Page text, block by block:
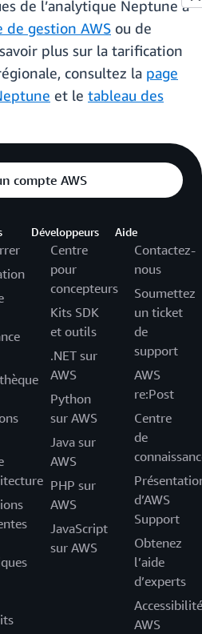
de l’analytique Neptune à
de gestion AWS ou de
plus sur la tarification
consultez la page
et le tableau des
compte AWS
Développeurs
Centre
pour
concepteurs
Kits SDK
et outils
.NET sur
AWS
Python
sur AWS
Java sur
AWS
PHP sur
AWS
JavaScript
sur AWS
Aide
Contactez-
nous
Soumettez
un ticket
de
support
AWS
re:Post
Centre
de
d’AWS
Support
Obtenez
l’aide
d’experts
Accessibilité
AWS